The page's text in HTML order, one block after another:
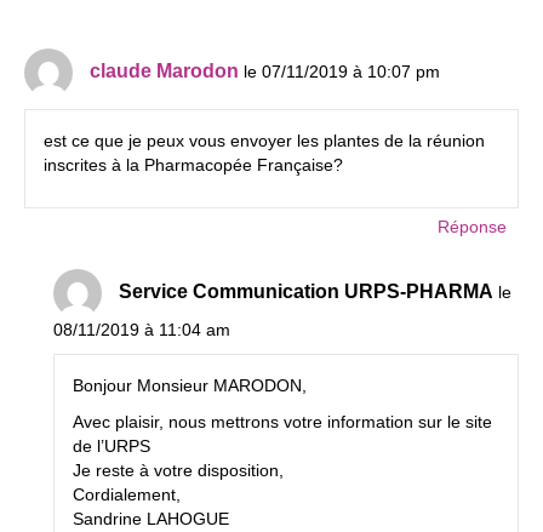
claude Marodon le 07/11/2019 à 10:07 pm
est ce que je peux vous envoyer les plantes de la réunion
inscrites à la Pharmacopée Française?
Réponse
Service Communication URPS-PHARMA le
08/11/2019 à 11:04 am
Bonjour Monsieur MARODON,
Avec plaisir, nous mettrons votre information sur le site
de l’URPS
Je reste à votre disposition,
Cordialement,
Sandrine LAHOGUE